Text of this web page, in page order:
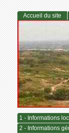
Accueil du site
1 - Informations
2 - Informations